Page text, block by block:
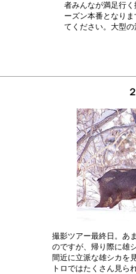
者みんなが満足行
ーズン本番となり
撮影ツアー最終日。あ
のですが、帰り際に雄
間近に立派な雄シカを
トロではたくさん見ら